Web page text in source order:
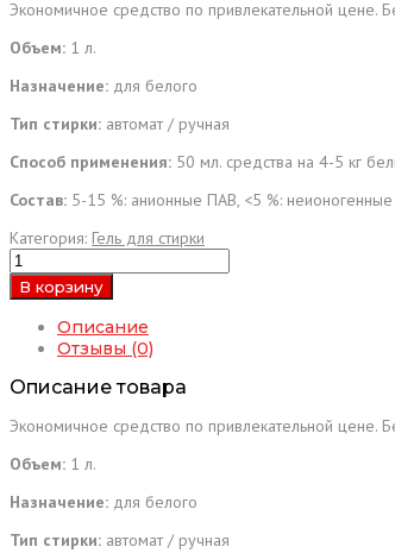
Экономичное средство по привлекательной цене.
Объем: 1 л.
Назначение: для белого
Тип стирки: автомат / ручная
Способ применения: 50 мл. средства на 4-5 кг
Состав: 5-15 %: анионные ПАВ, <5 %:
Категория: Гель для стирки
Количество
товара
Гель
стирки
белья
(1л.)
В корзину
Описание
Отзывы (0)
Описание товара
Экономичное средство по привлекательной цене.
Объем: 1 л.
Назначение: для белого
Тип стирки: автомат / ручная